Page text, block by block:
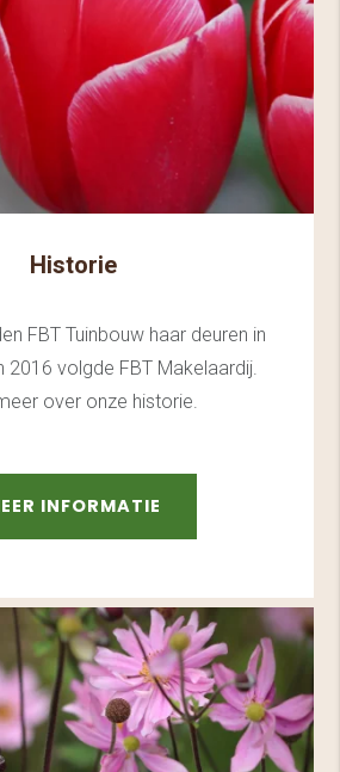
Historie
FBT Tuinbouw haar deuren in
2016 volgde FBT Makelaardij.
over onze historie.
INFORMATIE